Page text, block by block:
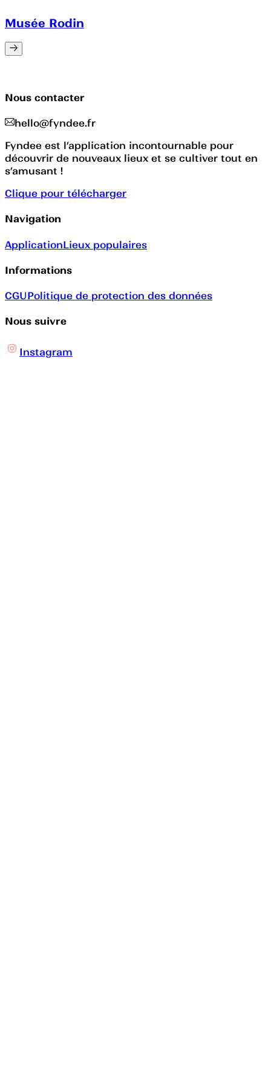
Musée Rodin
Nous contacter
hello@fyndee.fr
Fyndee est l’application incontournable pour
découvrir de nouveaux lieux et se cultiver tout en
s’amusant !
Clique pour télécharger
Navigation
ApplicationLieux populaires
Informations
CGUPolitique de protection des données
Nous suivre
Instagram